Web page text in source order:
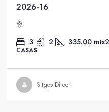
2026-16
3 2 335.00 mts2
CASAS
Sitges Direct